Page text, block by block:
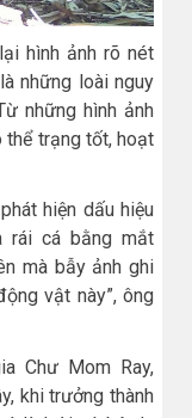
hình ảnh rõ nét
những loài nguy
những hình ảnh
thể trạng tốt, hoạt
hiện dấu hiệu
rái cá bằng mắt
mà bẫy ảnh ghi
vật này”, ông
Chư Mom Ray,
khi trưởng thành